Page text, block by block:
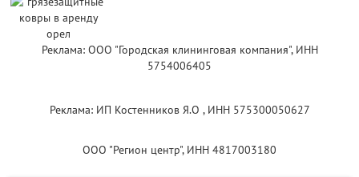
Реклама: ООО "Городская клининговая компания", ИНН
5754006405
Реклама: ИП Костенников Я.О , ИНН 575300050627
ООО "Регион центр", ИНН 4817003180